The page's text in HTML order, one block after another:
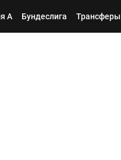
А Бундеслига Трансферы